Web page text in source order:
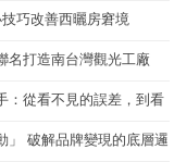
巧改善西曬房窘境
名打造南台灣觀光工廠
：從看不見的誤差，到看
」 破解品牌變現的底層邏